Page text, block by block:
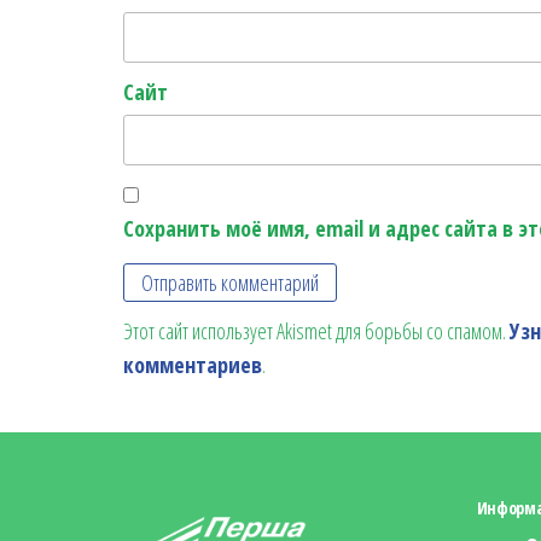
Сайт
Сохранить моё имя, email и адрес сайта в
Этот сайт использует Akismet для борьбы со спамом.
комментариев.